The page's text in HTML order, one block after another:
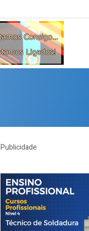
Publicidade